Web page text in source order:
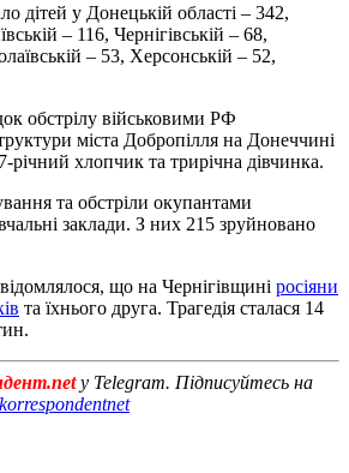
дітей у Донецькій області – 342,
– 116, Чернігівській – 68,
– 53, Херсонській – 52,
обстрілу військовими РФ
міста Добропілля на Донеччині
хлопчик та трирічна дівчинка.
та обстріли окупантами
заклади. З них 215 зруйновано
що на Чернігівщині росіяни
та їхнього друга. Трагедія сталася 14
у Telegram. Підписуйтесь на